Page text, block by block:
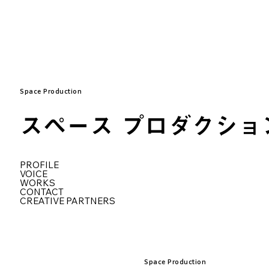
Space Production
Space Production
スペース プロダクショ
PROFILE
VOICE
WORKS
CONTACT
CREATIVE PARTNERS